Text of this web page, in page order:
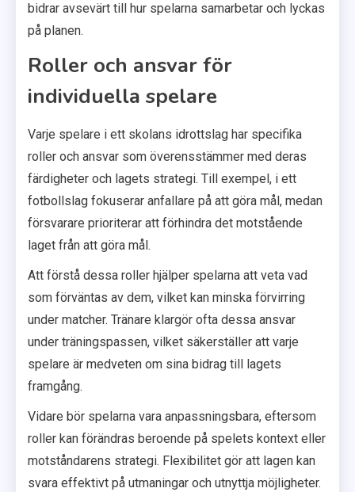
bidrar avsevärt till hur spelarna samarbetar och lyckas
på planen.
Roller och ansvar för
individuella spelare
Varje spelare i ett skolans idrottslag har specifika
roller och ansvar som överensstämmer med deras
färdigheter och lagets strategi. Till exempel, i ett
fotbollslag fokuserar anfallare på att göra mål, medan
försvarare prioriterar att förhindra det motstående
laget från att göra mål.
Att förstå dessa roller hjälper spelarna att veta vad
som förväntas av dem, vilket kan minska förvirring
under matcher. Tränare klargör ofta dessa ansvar
under träningspassen, vilket säkerställer att varje
spelare är medveten om sina bidrag till lagets
framgång.
Vidare bör spelarna vara anpassningsbara, eftersom
roller kan förändras beroende på spelets kontext eller
motståndarens strategi. Flexibilitet gör att lagen kan
svara effektivt på utmaningar och utnyttja möjligheter.